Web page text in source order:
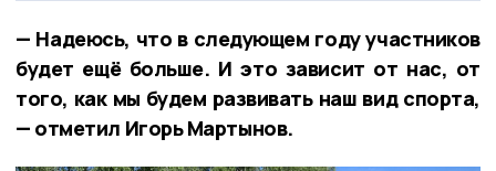
— Надеюсь, что в следующем году участников
будет ещё больше. И это зависит от нас, от
того, как мы будем развивать наш вид спорта,
— отметил Игорь Мартынов.